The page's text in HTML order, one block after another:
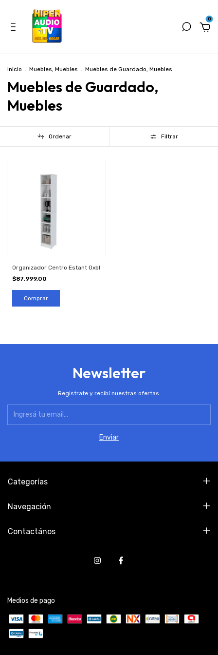
0
Inicio . Muebles, Muebles . Muebles de Guardado, Muebles
Muebles de Guardado,
Muebles
Ordenar Filtrar
Organizador Centro Estant Oxbl
$87.999,00
Newsletter
Registrate y recibí nuestras ofertas.
Categorías
Navegación
Contactános
Medios de pago